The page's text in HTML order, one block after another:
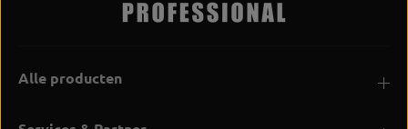
Alle producten